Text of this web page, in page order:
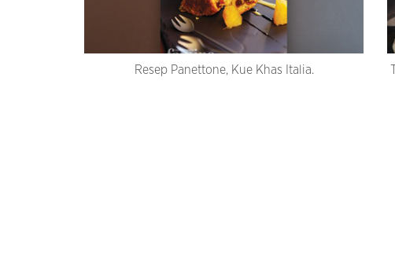
Resep Panettone, Kue Khas Italia.